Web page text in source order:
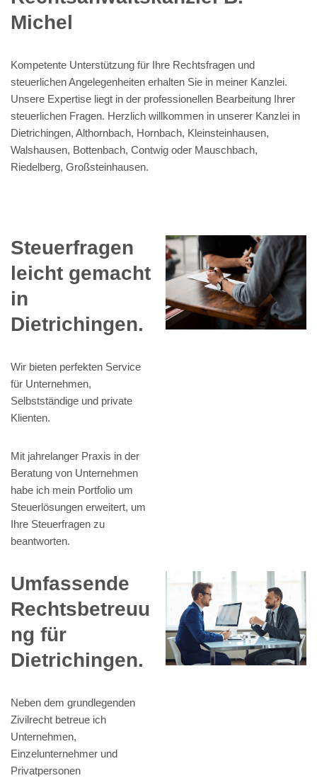
Michel
Kompetente Unterstützung für Ihre Rechtsfragen und
steuerlichen Angelegenheiten erhalten Sie in meiner Kanzlei.
Unsere Expertise liegt in der professionellen Bearbeitung Ihrer
steuerlichen Fragen. Herzlich willkommen in unserer Kanzlei in
Dietrichingen, Althornbach, Hornbach, Kleinsteinhausen,
Walshausen, Bottenbach, Contwig oder Mauschbach,
Riedelberg, Großsteinhausen.
Steuerfragen
leicht gemacht
in
Dietrichingen.
Wir bieten perfekten Service
für Unternehmen,
Selbstständige und private
Klienten.
Mit jahrelanger Praxis in der
Beratung von Unternehmen
habe ich mein Portfolio um
Steuerlösungen erweitert, um
Ihre Steuerfragen zu
beantworten.
Umfassende
Rechtsbetreuu
ng für
Dietrichingen.
Neben dem grundlegenden
Zivilrecht betreue ich
Unternehmen,
Einzelunternehmer und
Privatpersonen